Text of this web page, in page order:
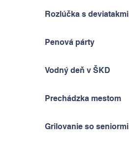
Rozlúčka s deviatakmi
Penová párty
Vodný deň v ŠKD
Prechádzka mestom
Grilovanie so seniormi